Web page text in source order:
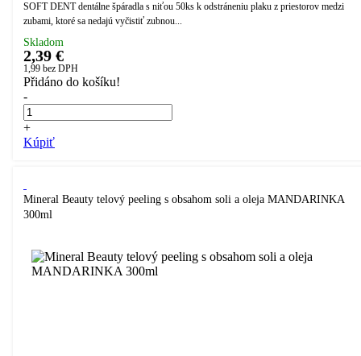
SOFT DENT dentálne špáradla s niťou 50ks k odstráneniu plaku z priestorov medzi
zubami, ktoré sa nedajú vyčistiť zubnou...
Skladom
2,39 €
1,99 bez DPH
Přidáno do košíku!
-
+
Kúpiť
Mineral Beauty telový peeling s obsahom soli a oleja MANDARINKA
300ml